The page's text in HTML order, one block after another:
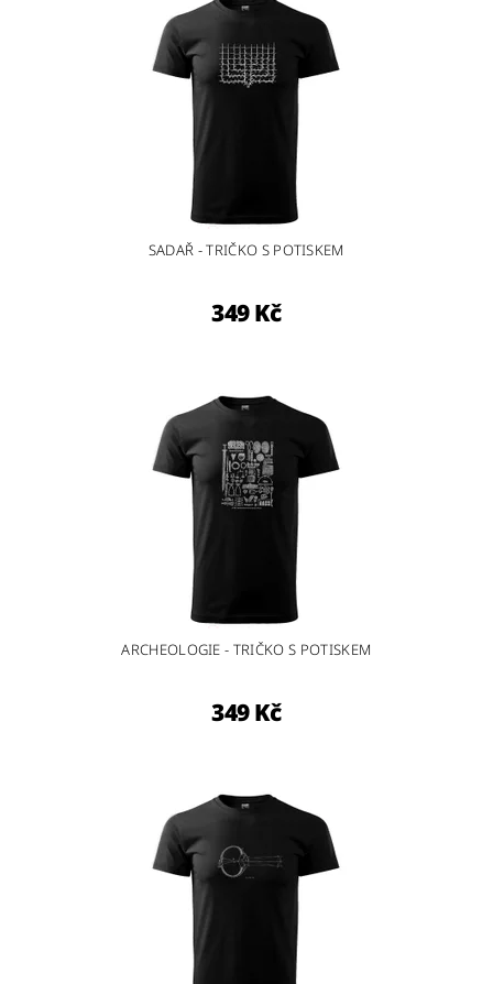
SADAŘ - TRIČKO S POTISKEM
349 Kč
ARCHEOLOGIE - TRIČKO S POTISKEM
349 Kč